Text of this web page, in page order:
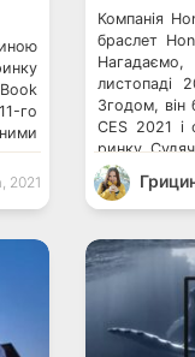
го
ви
ці
2021
Компанія
браслет
листопаді
Згодом, він
CES 2021 і
ринку.
думаю, він
розумному